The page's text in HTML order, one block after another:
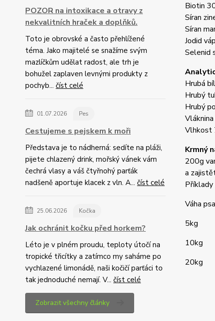
POZOR na intoxikace a otravy z
nekvalitních hraček a doplňků.
Toto je obrovské a často přehlížené
téma. Jako majitelé se snažíme svým
mazlíčkům udělat radost, ale trh je
bohužel zaplaven levnými produkty z
pochyb... číst celé
01.07.2026 Pes
Cestujeme s pejskem k moři
Představa je to nádherná: sedíte na pláži,
pijete chlazený drink, mořský vánek vám
čechrá vlasy a váš čtyřnohý parťák
nadšeně aportuje klacek z vln. A... číst celé
25.06.2026 Kočka
Jak ochránit kočku před horkem?
Léto je v plném proudu, teploty útočí na
tropické třicítky a zatímco my saháme po
vychlazené limonádě, naši kočičí parťáci to
tak jednoduché nemají. V... číst celé
Zobrazit všechny články
Biotin
Síran
Síran
Jodid
Selenid
Hrubá
Hrubý
Hrubý
Vlhkost
Krmný
200g
a
Příklady
Váha